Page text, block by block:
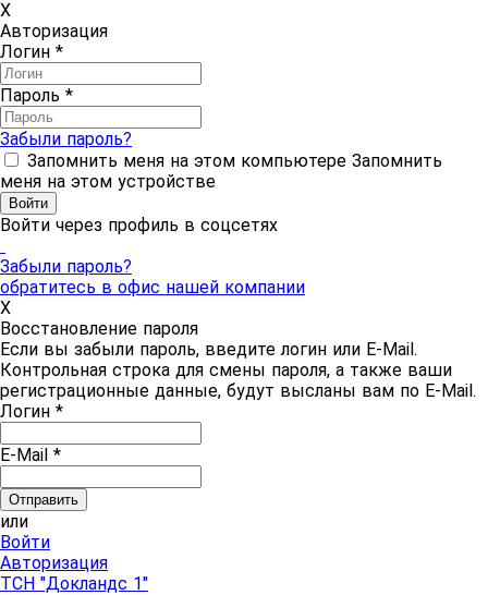
X
Авторизация
Логин *
Пароль *
Забыли пароль?
Запомнить меня на этом компьютере Запомнить
меня на этом устройстве
Войти через профиль в соцсетях
Забыли пароль?
обратитесь в офис нашей компании
X
Восстановление пароля
Если вы забыли пароль, введите логин или E-Mail.
Контрольная строка для смены пароля, а также ваши
регистрационные данные, будут высланы вам по E-Mail.
Логин *
E-Mail *
или
Войти
Авторизация
ТСН "Докландс 1"